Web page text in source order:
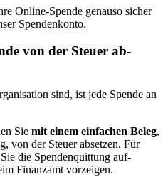
Online-Spende genau­so sicher
Spenden­konto.
von der Steuer ab­
sind, ist jede Spende an
Sie mit einem ein­fachen Beleg,
von der Steuer ab­setzen. Für
die Spenden­quittung auf­
Finanzamt vor­zeigen.